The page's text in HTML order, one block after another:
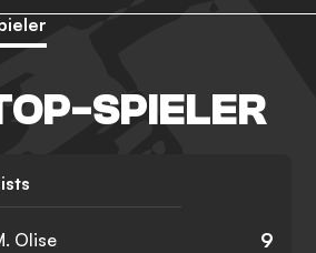
SPIELER
Olise 9